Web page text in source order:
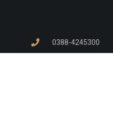
0388-4245300